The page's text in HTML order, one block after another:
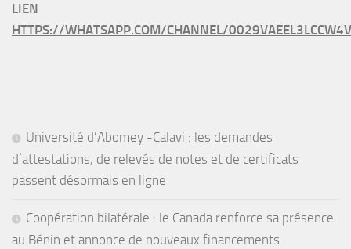
LIEN
HTTPS://WHATSAPP.COM/CHANNEL/
Université d’Abomey -Calavi : les demandes
d’attestations, de relevés de notes et de certificats
passent désormais en ligne
Coopération bilatérale : le Canada renforce sa présence
au Bénin et annonce de nouveaux financements